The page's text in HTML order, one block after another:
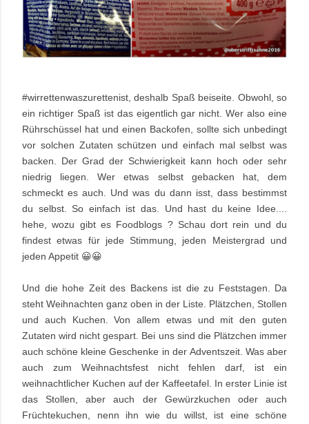
#wirrettenwaszurettenist, deshalb Spaß beiseite. Obwohl, so
ein richtiger Spaß ist das eigentlich gar nicht. Wer also eine
Rührschüssel hat und einen Backofen, sollte sich unbedingt
vor solchen Zutaten schützen und einfach mal selbst was
backen. Der Grad der Schwierigkeit kann hoch oder sehr
niedrig liegen. Wer etwas selbst gebacken hat, dem
schmeckt es auch. Und was du dann isst, dass bestimmst
du selbst. So einfach ist das. Und hast du keine Idee....
hehe, wozu gibt es Foodblogs ? Schau dort rein und du
findest etwas für jede Stimmung, jeden Meistergrad und
jeden Appetit 😀😀
Und die hohe Zeit des Backens ist die zu Feststagen. Da
steht Weihnachten ganz oben in der Liste. Plätzchen, Stollen
und auch Kuchen. Von allem etwas und mit den guten
Zutaten wird nicht gespart. Bei uns sind die Plätzchen immer
auch schöne kleine Geschenke in der Adventszeit. Was aber
auch zum Weihnachtsfest nicht fehlen darf, ist ein
weihnachtlicher Kuchen auf der Kaffeetafel. In erster Linie ist
das Stollen, aber auch der Gewürzkuchen oder auch
Früchtekuchen, nenn ihn wie du willst, ist eine schöne